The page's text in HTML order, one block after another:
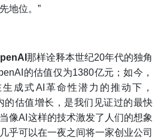
地位。”
那样诠释本世纪20年代的独角
的估值仅为1380亿元；如今，
成式AI革命性潜力的推动下，
的估值增长，是我们见证过的最快
像AI这样的技术激发了人们的想象
乎可以在一夜之间将一家创业公司